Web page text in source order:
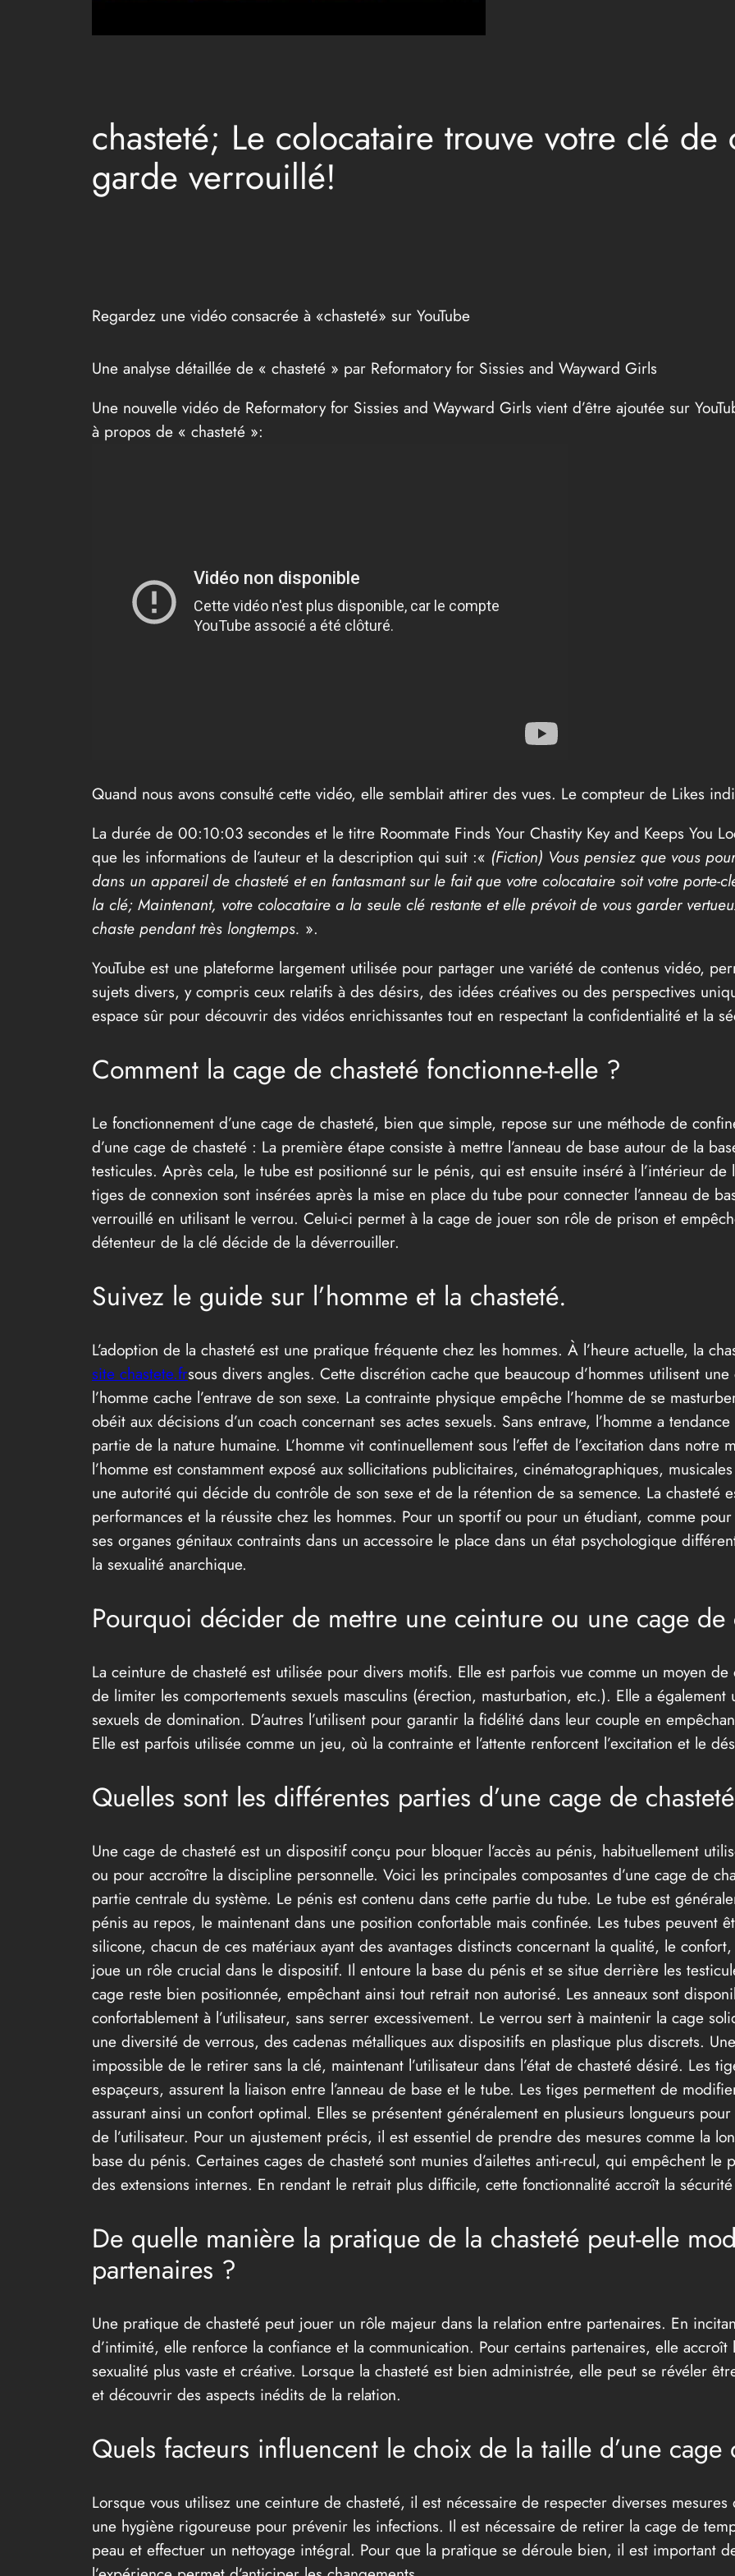
chasteté; Le colocataire trouve votre clé de
garde verrouillé!
Regardez une vidéo consacrée à «chasteté» sur YouTube
Une analyse détaillée de « chasteté » par Reformatory for Sissies and Wayward Girls
Une nouvelle vidéo de Reformatory for Sissies and Wayward Girls vient d’être ajoutée sur
à propos de « chasteté »:
Quand nous avons consulté cette vidéo, elle semblait attirer des vues. Le compteur de Likes
La durée de 00:10:03 secondes et le titre Roommate Finds Your Chastity Key and Keeps You
que les informations de l’auteur et la description qui suit :« (Fiction) Vous pensiez que vous
dans un appareil de chasteté et en fantasmant sur le fait que votre colocataire soit votre porte-
la clé; Maintenant, votre colocataire a la seule clé restante et elle prévoit de vous garder
chaste pendant très longtemps. ».
YouTube est une plateforme largement utilisée pour partager une variété de contenus vidéo,
sujets divers, y compris ceux relatifs à des désirs, des idées créatives ou des perspectives
espace sûr pour découvrir des vidéos enrichissantes tout en respectant la confidentialité et la
Comment la cage de chasteté fonctionne-t-elle ?
Le fonctionnement d’une cage de chasteté, bien que simple, repose sur une méthode de
d’une cage de chasteté : La première étape consiste à mettre l’anneau de base autour de la
testicules. Après cela, le tube est positionné sur le pénis, qui est ensuite inséré à l’intérieur
tiges de connexion sont insérées après la mise en place du tube pour connecter l’anneau de
verrouillé en utilisant le verrou. Celui-ci permet à la cage de jouer son rôle de prison et
détenteur de la clé décide de la déverrouiller.
Suivez le guide sur l’homme et la chasteté.
L’adoption de la chasteté est une pratique fréquente chez les hommes. À l’heure actuelle, la
site chastete.frsous divers angles. Cette discrétion cache que beaucoup d’hommes utilisent
l’homme cache l’entrave de son sexe. La contrainte physique empêche l’homme de se
obéit aux décisions d’un coach concernant ses actes sexuels. Sans entrave, l’homme a
partie de la nature humaine. L’homme vit continuellement sous l’effet de l’excitation dans notre
l’homme est constamment exposé aux sollicitations publicitaires, cinématographiques,
une autorité qui décide du contrôle de son sexe et de la rétention de sa semence. La chasteté
performances et la réussite chez les hommes. Pour un sportif ou pour un étudiant, comme
ses organes génitaux contraints dans un accessoire le place dans un état psychologique
la sexualité anarchique.
Pourquoi décider de mettre une ceinture ou une cage de
La ceinture de chasteté est utilisée pour divers motifs. Elle est parfois vue comme un moyen
de limiter les comportements sexuels masculins (érection, masturbation, etc.). Elle a
sexuels de domination. D’autres l’utilisent pour garantir la fidélité dans leur couple en
Elle est parfois utilisée comme un jeu, où la contrainte et l’attente renforcent l’excitation et le
Quelles sont les différentes parties d’une cage de
Une cage de chasteté est un dispositif conçu pour bloquer l’accès au pénis, habituellement
ou pour accroître la discipline personnelle. Voici les principales composantes d’une cage de
partie centrale du système. Le pénis est contenu dans cette partie du tube. Le tube est
pénis au repos, le maintenant dans une position confortable mais confinée. Les tubes peuvent
silicone, chacun de ces matériaux ayant des avantages distincts concernant la qualité, le
joue un rôle crucial dans le dispositif. Il entoure la base du pénis et se situe derrière les
cage reste bien positionnée, empêchant ainsi tout retrait non autorisé. Les anneaux sont
confortablement à l’utilisateur, sans serrer excessivement. Le verrou sert à maintenir la cage
une diversité de verrous, des cadenas métalliques aux dispositifs en plastique plus discrets.
impossible de le retirer sans la clé, maintenant l’utilisateur dans l’état de chasteté désiré. Les
espaçeurs, assurent la liaison entre l’anneau de base et le tube. Les tiges permettent de
assurant ainsi un confort optimal. Elles se présentent généralement en plusieurs longueurs
de l’utilisateur. Pour un ajustement précis, il est essentiel de prendre des mesures comme la
base du pénis. Certaines cages de chasteté sont munies d’ailettes anti-recul, qui empêchent le
des extensions internes. En rendant le retrait plus difficile, cette fonctionnalité accroît la
De quelle manière la pratique de la chasteté peut-elle
partenaires ?
Une pratique de chasteté peut jouer un rôle majeur dans la relation entre partenaires. En
d’intimité, elle renforce la confiance et la communication. Pour certains partenaires, elle
sexualité plus vaste et créative. Lorsque la chasteté est bien administrée, elle peut se révéler
et découvrir des aspects inédits de la relation.
Quels facteurs influencent le choix de la taille d’une cage
Lorsque vous utilisez une ceinture de chasteté, il est nécessaire de respecter diverses
une hygiène rigoureuse pour prévenir les infections. Il est nécessaire de retirer la cage de
peau et effectuer un nettoyage intégral. Pour que la pratique se déroule bien, il est important